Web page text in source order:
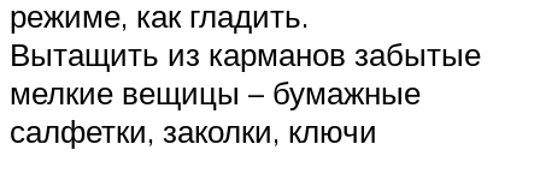
режиме, как гладить.
Вытащить из карманов забытые
мелкие вещицы – бумажные
салфетки, заколки, ключи